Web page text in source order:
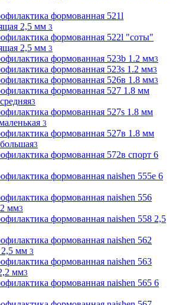
формованная 521l
2,5 мм 3
формованная 522l "соты"
2,5 мм 3
формованная 523b 1.2 мм3
формованная 523s 1.2 мм3
формованная 526в 1.8 мм3
формованная 527 1.8 мм
3
формованная 527s 1.8 мм
3
формованная 527в 1.8 мм
3
формованная 572в спорт 6
формованная naishen 555е 6
формованная naishen 556
мм3
формованная naishen 558 2,5
формованная naishen 562
2,5 мм 3
формованная naishen 563
мм3
формованная naishen 565 6